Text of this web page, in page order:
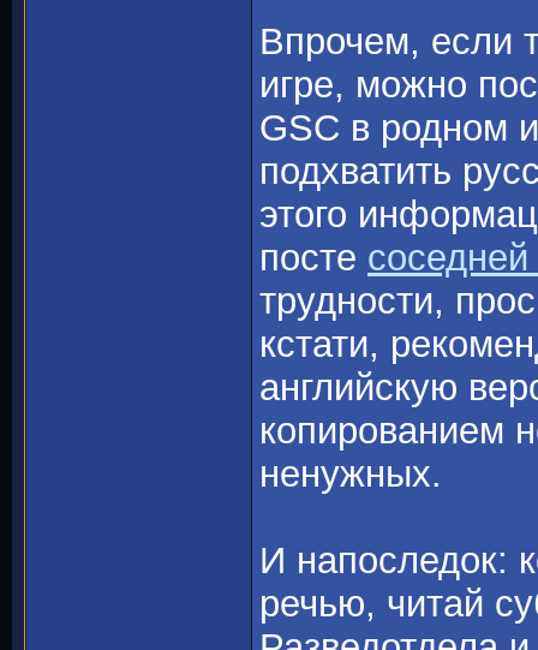
Впрочем, если
игре, можно
GSC в родном
подхватить
этого
посте
трудности,
кстати,
английскую
копированием
ненужных.
И напоследок:
речью, читай